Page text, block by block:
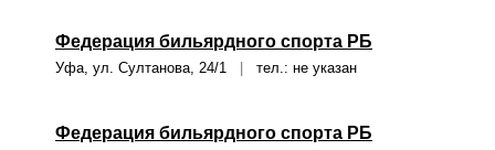
Федерация бильярдного спорта РБ
Уфа, ул. Султанова, 24/1 тел.: не указан
Федерация бильярдного спорта РБ